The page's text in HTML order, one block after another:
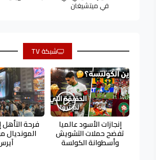
في ميتشيغان
شبكة TV
إنجازات الأسود عالميا
تفضح حملات التشويش
وأسطوانة الكولسة
فرحة
المونديال